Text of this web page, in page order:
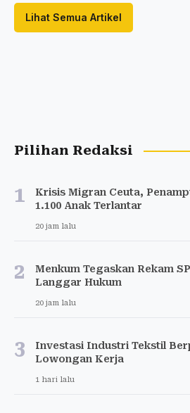
Lihat Semua Artikel
Pilihan Redaksi
1
Krisis Migran Ceuta,
1.100 Anak Terlantar
20 jam lalu
2
Menkum Tegaskan Rekam
Langgar Hukum
20 jam lalu
3
Investasi Industri Tekstil
Lowongan Kerja
1 hari lalu